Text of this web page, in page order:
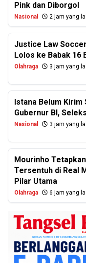
Pink dan Diborgol
Nasional 2 jam yang
Justice Law
Lolos ke Babak 16
Olahraga 3 jam yang
Istana Belum Kirim
Gubernur BI,
Nasional 3 jam yang
Mourinho
Tersentuh di Real
Pilar Utama
Olahraga 6 jam yang